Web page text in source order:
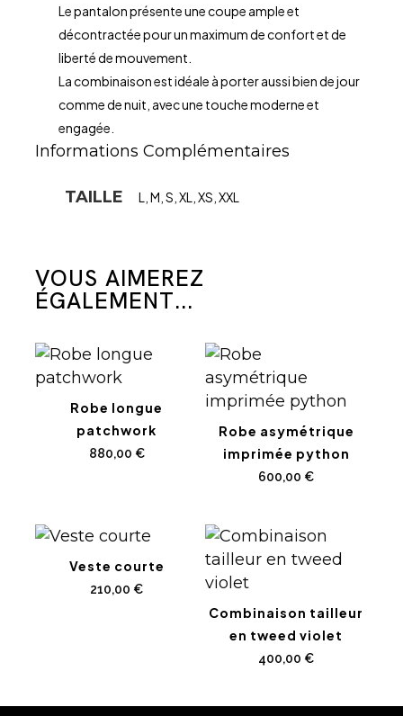
Le pantalon présente une coupe ample et
décontractée pour un maximum de confort et de
liberté de mouvement.
La combinaison est idéale à porter aussi bien de jour
comme de nuit, avec une touche moderne et
engagée.
Informations Complémentaires
TAILLE L, M, S, XL, XS, XXL
VOUS AIMEREZ
ÉGALEMENT...
Robe longue
patchwork
880,00 €
Robe asymétrique
imprimée python
600,00 €
Veste courte
210,00 €
Combinaison tailleur
en tweed violet
400,00 €